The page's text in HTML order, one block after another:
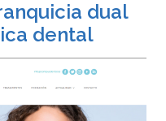
dual
dental